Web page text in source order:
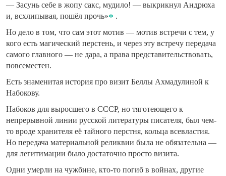
— Засунь себе в жопу сакс, мудило! — выкрикнул Андрюха
и, всхлипывая, пошёл прочь»
.
Но дело в том, что сам этот мотив — мотив встречи с тем, у
кого есть магический перстень, и через эту встречу передача
самого главного — не дара, а права представительствовать,
повсеместен.
Есть знаменитая история про визит Беллы Ахмадулиной к
Набокову.
Набоков для выросшего в СССР, но тяготеющего к
непрерывной линии русской литературы писателя, был чем-
то вроде хранителя её тайного перстня, кольца всевластия.
Но передача материальной реликвии была не обязательна —
для легитимации было достаточно просто визита.
Одни умерли на чужбине, кто-то погиб в войнах, другие